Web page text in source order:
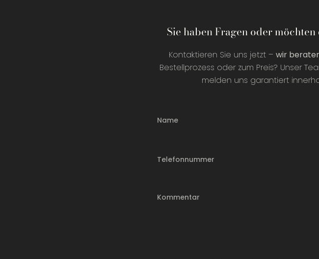
Sie haben Fragen oder
Kontaktieren Sie uns jetzt – wir
Bestellprozess oder zum Preis? Unser
melden uns garantiert